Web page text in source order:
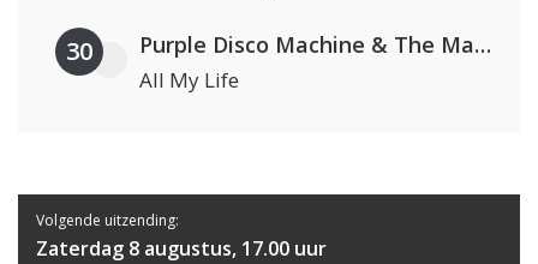
30 Purple Disco Machine & The Magician
All My Life
Volgende uitzending:
Zaterdag 8 augustus, 17.00 uur